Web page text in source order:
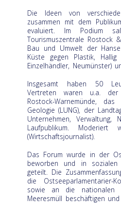
Die Ideen von
zusammen mit dem
evaluiert. Im Podium
Tourismuszentrale Rostock
Bau und Umwelt der
Küste gegen Plastik, Hallig
Einzelhändler, Neumünster)
Insgesamt haben 50
Vertreten waren u.a. der
Rostock-Warnemünde,
Geologie (LUNG), der
Unternehmen, Verwaltung,
Laufpublikum.
(Wirtschaftsjournalist).
Das Forum wurde in der
beworben und in sozialen
geteilt. Die
die Ostseeparlamentarier-
sowie an die nationalen
Meeresmüll beschäftigen